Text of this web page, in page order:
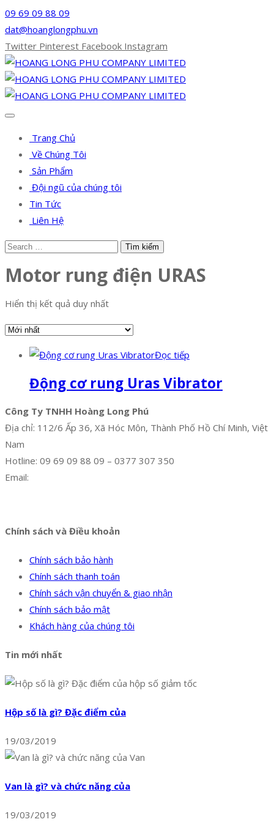
09 69 09 88 09
dat@hoanglongphu.vn
Twitter Pinterest Facebook Instagram
Trang Chủ
Về Chúng Tôi
Sản Phẩm
Đội ngũ của chúng tôi
Tin Tức
Liên Hệ
Motor rung điện URAS
Hiển thị kết quả duy nhất
Đọc tiếp
Động cơ rung Uras Vibrator
Công Ty TNHH Hoàng Long Phú
Địa chỉ: 112/6 Ấp 36, Xã Hóc Môn, Thành Phố Hồ Chí Minh, Việt
Nam
Hotline: 09 69 09 88 09 – 0377 307 350
Email:
Chính sách và Điều khoản
Chính sách bảo hành
Chính sách thanh toán
Chính sách vận chuyển & giao nhận
Chính sách bảo mật
Khách hàng của chúng tôi
Tin mới nhất
Hộp số là gì? Đặc điểm của
19/03/2019
Van là gì? và chức năng của
19/03/2019